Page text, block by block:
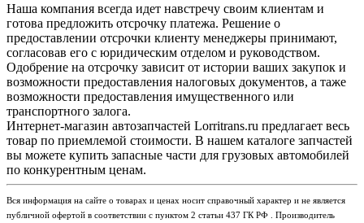
Наша компания всегда идет навстречу своим клиентам и
готова предложить отсрочку платежа. Решение о
предоставлении отсрочки клиенту менеджеры принимают,
согласовав его с юридическим отделом и руководством.
Одобрение на отсрочку зависит от истории ваших закупок и
возможности предоставления налоговых документов, а таже
возможности предоставления имущественного или
транспортного залога.
Интернет-магазин автозапчастей Lorritrans.ru предлагает весь
товар по приемлемой стоимости. В нашем каталоге запчастей
вы можете купить запасные части для грузовых автомобилей
по конкурентным ценам.
Вся информация на сайте о товарах и ценах носит справочный характер и не является
публичной офертой в соответствии с пунктом 2 статьи 437 ГК РФ . Производитель